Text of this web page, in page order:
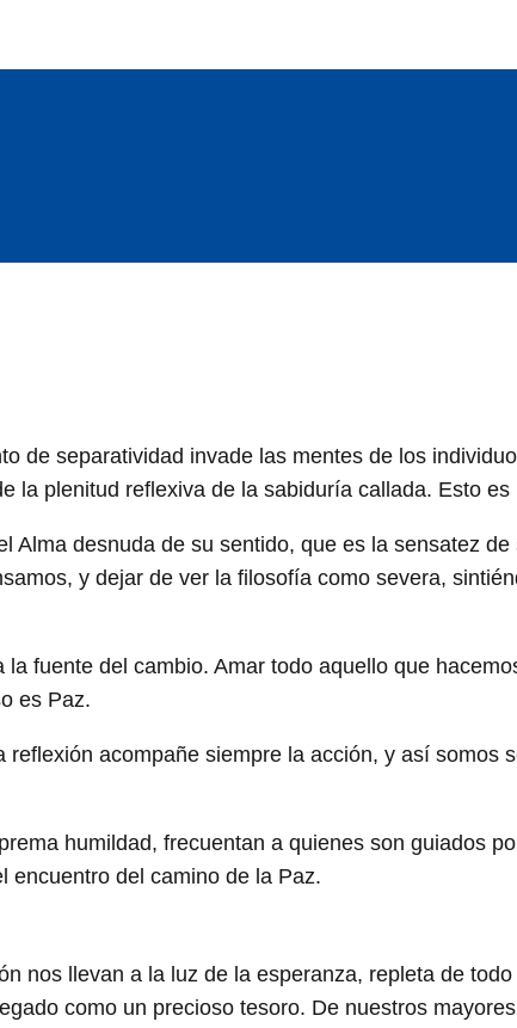
de separatividad invade las mentes de los
la plenitud reflexiva de la sabiduría callada. Esto es
Alma desnuda de su sentido, que es la sensatez de
y dejar de ver la filosofía como severa,
fuente del cambio. Amar todo aquello que
es Paz.
acompañe siempre la acción, y así somos
humildad, frecuentan a quienes son guiados
encuentro del camino de la Paz.
nos llevan a la luz de la esperanza, repleta de
como un precioso tesoro. De nuestros